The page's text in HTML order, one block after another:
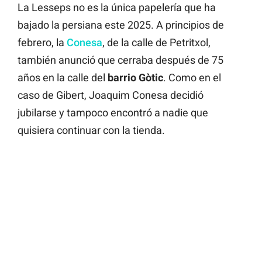
La Lesseps no es la única papelería que ha
bajado la persiana este 2025. A principios de
febrero, la Conesa, de la calle de Petritxol,
también anunció que cerraba después de 75
años en la calle del barrio Gòtic. Como en el
caso de Gibert, Joaquim Conesa decidió
jubilarse y tampoco encontró a nadie que
quisiera continuar con la tienda.